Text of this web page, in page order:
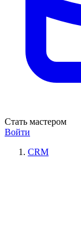
Стать мастером
Войти
CRM